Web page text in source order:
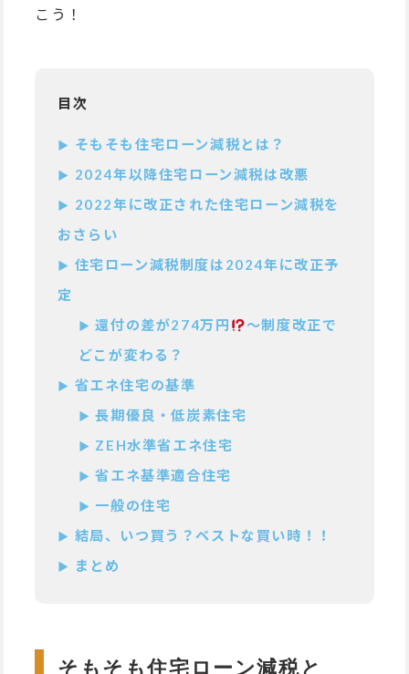
こう！
目次
そもそも住宅ローン減税とは？
2024年以降住宅ローン減税は改悪
2022年に改正された住宅ローン減税を
おさらい
住宅ローン減税制度は2024年に改正予
定
還付の差が274万円
〜制度改正で
どこが変わる？
省エネ住宅の基準
長期優良・低炭素住宅
ZEH水準省エネ住宅
省エネ基準適合住宅
一般の住宅
結局、いつ買う？ベストな買い時！！
まとめ
そもそも住宅ローン減税と